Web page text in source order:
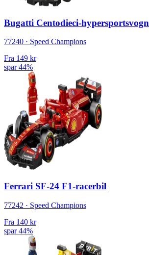
Bugatti Centodieci-hypersportsvogn
77240 · Speed Champions
Fra 149 kr
spar 44%
Ferrari SF-24 F1-racerbil
77242 · Speed Champions
Fra 140 kr
spar 44%